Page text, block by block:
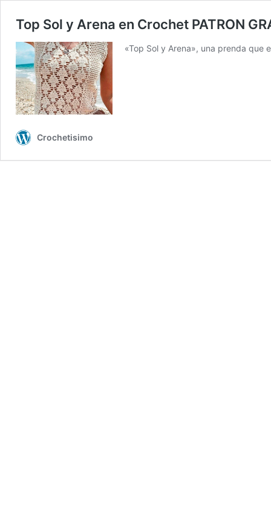
Top Sol y Arena en Crochet PATRON
«Top Sol y Arena», una prenda
Crochetisimo